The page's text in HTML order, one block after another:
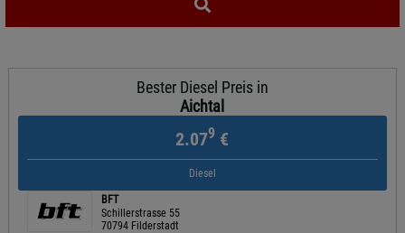
Bester Diesel Preis in
Aichtal
2.079 €
Diesel
BFT
Schillerstrasse 55
70794 Filderstadt